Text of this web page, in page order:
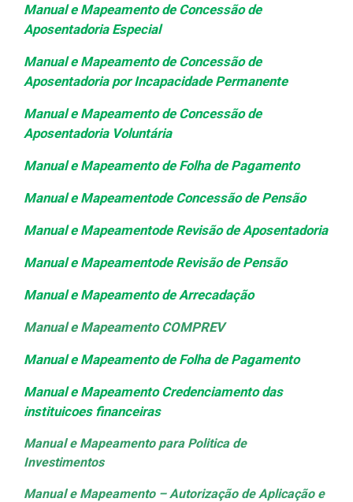
Manual e Mapeamento de Concessão de
Aposentadoria Especial
Manual e Mapeamento de Concessão de
Aposentadoria por Incapacidade Permanente
Manual e Mapeamento de Concessão de
Aposentadoria Voluntária
Manual e Mapeamento de Folha de Pagamento
Manual e Mapeamentode Concessão de Pensão
Manual e Mapeamentode Revisão de Aposentadoria
Manual e Mapeamentode Revisão de Pensão
Manual e Mapeamento de Arrecadação
Manual e MapeamentoCOMPREV
Manual e Mapeamento de Folha de Pagamento
Manual e Mapeamento Credenciamento das
instituicoes financeiras
Manual e Mapeamento para Politica de
Investimentos
Manual e Mapeamento – Autorização de Aplicação e